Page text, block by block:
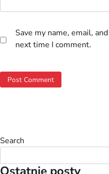
Save my name, email,
next time I comment.
Search